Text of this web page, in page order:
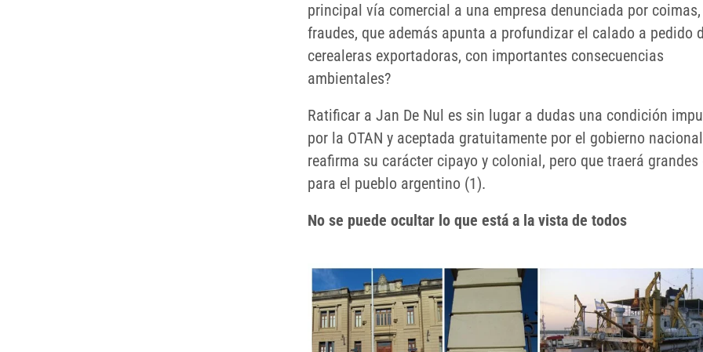
principal vía comercial a una empresa denunciada por coimas,
fraudes, que además apunta a profundizar el calado a pedido
cerealeras exportadoras, con importantes consecuencias
ambientales?
Ratificar a Jan De Nul es sin lugar a dudas una condición
por la OTAN y aceptada gratuitamente por el gobierno
reafirma su carácter cipayo y colonial, pero que traerá
para el pueblo argentino (1).
No se puede ocultar lo que está a la vista de todos